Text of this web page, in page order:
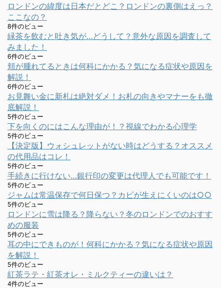
ロンドンの緯度は日本だとどこ？ロンドンの裏側はえっ？
ここなの？
8件のビュー
緑茶を飲むと吐き気が…どうして？意外な原因を調査して
みました！
6件のビュー
頬が腫れてるときは何科にかかる？気になる症状や原因を
解説！
6件のビュー
お見舞い金に新札は絶対ダメ！お札の向きやマナーをも徹
底解説！
5件のビュー
下を向くのにはこんな理由が！？視線でわかる心理学
5件のビュー
【決定版】ウォシュレットがない時はどうする？オススメ
の代用品はコレ！
5件のビュー
手続きに行けない…銀行印の変更は代理人でも可能です！
5件のビュー
ジャムは常温保存で何日保つ？カビが生えにくいのは○○
5件のビュー
ロンドンに雪は降る？降らない？冬のロンドンでのおすす
めの服装
5件のビュー
耳の中にできものが！何科にかかる？気になる症状や原因
を解説！
5件のビュー
紅茶ラテ・紅茶オレ・ミルクティーの違いは？
4件のビュー